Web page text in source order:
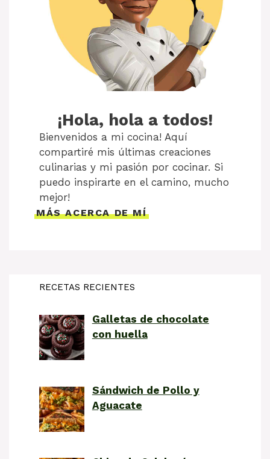
¡Hola, hola a todos!
Bienvenidos a mi cocina! Aquí
compartiré mis últimas creaciones
culinarias y mi pasión por cocinar. Si
puedo inspirarte en el camino, mucho
mejor!
MÁS ACERCA DE MÍ
RECETAS RECIENTES
Galletas de chocolate
con huella
Sándwich de Pollo y
Aguacate